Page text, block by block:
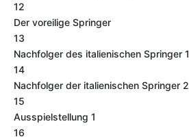
12
Der voreilige Springer
13
Nachfolger des italienischen Springer 1
14
Nachfolger der italienischen Springer 2
15
Ausspielstellung 1
16